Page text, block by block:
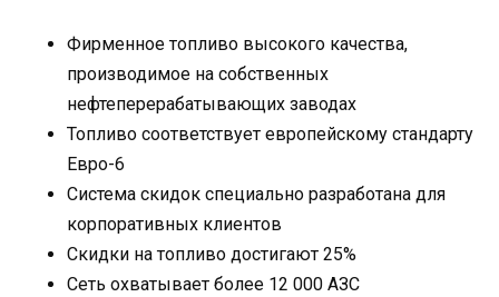
Фирменное топливо высокого качества,
производимое на собственных
нефтеперерабатывающих заводах
Топливо соответствует европейскому стандарту
Евро-6
Система скидок специально разработана для
корпоративных клиентов
Скидки на топливо достигают 25%
Сеть охватывает более 12 000 АЗС